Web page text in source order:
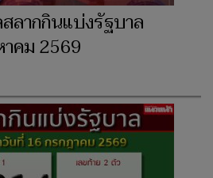
ลากกินแบ่งรัฐบาล
คม 2569